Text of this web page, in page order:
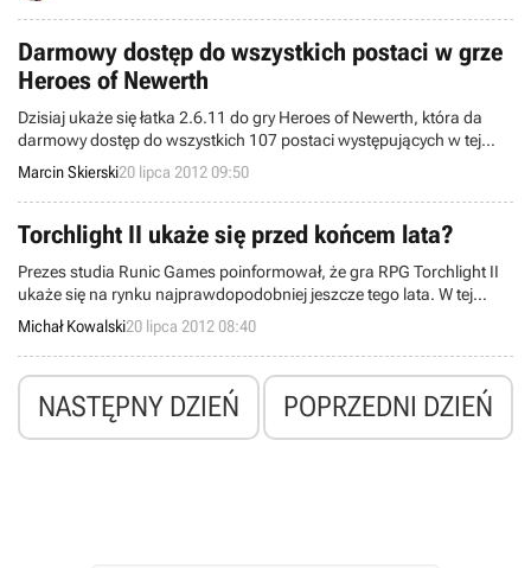
Darmowy dostęp do wszystkich postaci w grze
Heroes of Newerth
Dzisiaj ukaże się łatka 2.6.11 do gry Heroes of Newerth, która da
darmowy dostęp do wszystkich 107 postaci występujących w tej
produkcji. Dotychczas za część z nich trzeba było zapłacić.
Marcin Skierski20 lipca 2012 09:50
Torchlight II ukaże się przed końcem lata?
Prezes studia Runic Games poinformował, że gra RPG Torchlight II
ukaże się na rynku najprawdopodobniej jeszcze tego lata. W tej
chwili proces tworzenia gry znajduje się w fazie szlifowania różnych
elementów rozgrywki.
Michał Kowalski20 lipca 2012 08:40
NASTĘPNY DZIEŃ POPRZEDNI DZIEŃ